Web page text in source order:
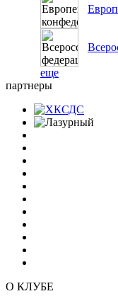
еще
партнеры
О КЛУБЕ